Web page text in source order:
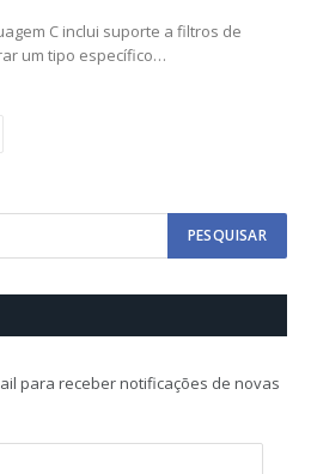
C inclui suporte a filtros de
um tipo específico…
para receber notificações de novas